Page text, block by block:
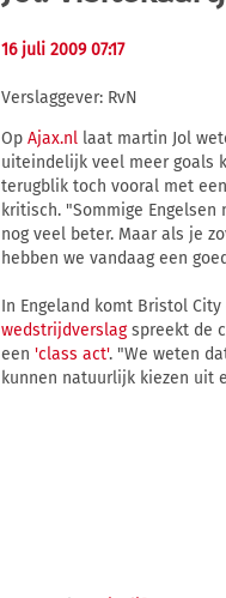
16 juli 2009 07:17
Verslaggever: RvN
Op Ajax.nl laat martin Jol
uiteindelijk veel meer goals
terugblik toch vooral met
kritisch. "Sommige
nog veel beter. Maar als je
hebben we vandaag een
In Engeland komt Bristol
wedstrijdverslagspreekt de
een 'class act'. "We weten
kunnen natuurlijk kiezen uit